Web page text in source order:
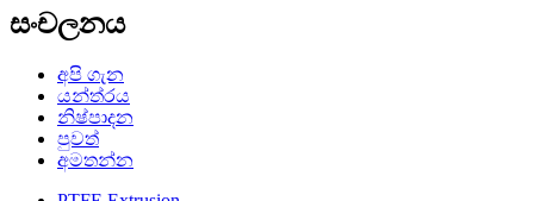
සංචලනය
අපි ගැන
යන්ත්රය
නිෂ්පාදන
පුවත්
අමතන්න